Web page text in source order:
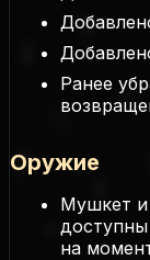
Ранее
Оружие
Мушкет и
доступны
на